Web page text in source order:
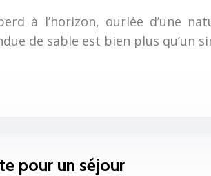
à l’horizon, ourlée d’une
de sable est bien plus qu’un
pour un séjour